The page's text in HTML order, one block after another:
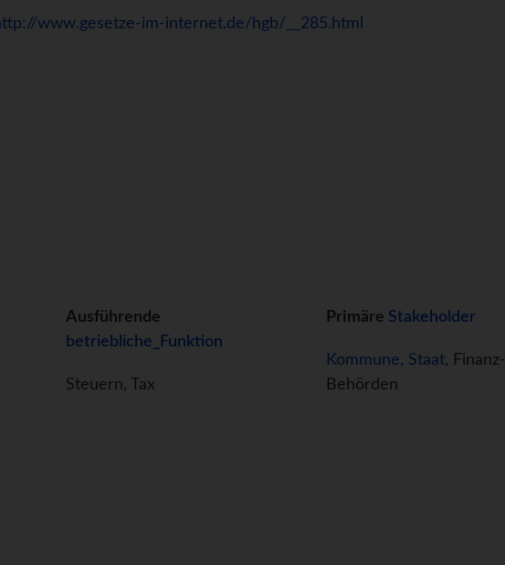
www.gesetze-im-internet.de/hgb/__285.html
Ausführende
betriebliche_Funktion
Steuern, Tax
Primäre Stakeholder
Kommune, Staat, Finanz-
Behörden